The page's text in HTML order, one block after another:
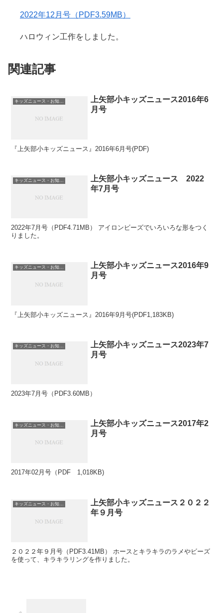
2022年12月号（PDF3.59MB）
ハロウィン工作をしました。
関連記事
キッズニュース・お知らせ
上矢部小キッズニュース2016年6
月号
『上矢部小キッズニュース』2016年6月号(PDF)
上矢部小キッズニュース 2022
年7月号
2022年7月号（PDF4.71MB） アイロンビーズでいろいろな形をつく
りました。
上矢部小キッズニュース2016年9
月号
『上矢部小キッズニュース』2016年9月号(PDF1,183KB)
キッズニュース・お知らせ
上矢部小キッズニュース2023年7
月号
2023年7月号（PDF3.60MB）
上矢部小キッズニュース2017年2
月号
2017年02月号（PDF 1,018KB)
キッズニュース・お知らせ
上矢部小キッズニュース２０２２
年９月号
２０２２年９月号（PDF3.41MB） ホースとキラキラのラメやビーズ
を使って、キラキラリングを作りました。